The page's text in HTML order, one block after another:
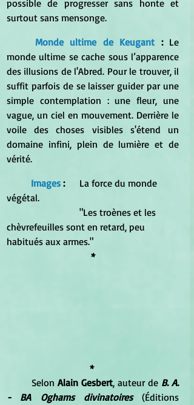
possible de progresser sans honte et
surtout sans mensonge.
Monde ultime de Keugant : Le
monde ultime se cache sous l’apparence
des illusions de l'Abred. Pour le trouver, il
suffit parfois de se laisser guider par une
simple contemplation : une fleur, une
vague, un ciel en mouvement. Derrière le
voile des choses visibles s'étend un
domaine infini, plein de lumière et de
vérité.
Images :
	La force du monde
végétal.
chèvrefeuilles sont en retard, peu
habitués aux armes."
*
*
	Selon
Alain Gesbert, auteur de B. A.
- BA Oghams divinatoires (Éditions